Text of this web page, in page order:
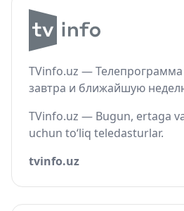
TVinfo.uz — Телепрограмма
завтра и ближайшую
TVinfo.uz — Bugun, ertaga
uchun to‘liq teledasturlar.
tvinfo.uz